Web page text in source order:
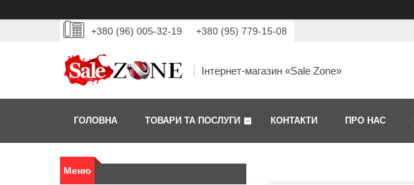
+380 (96) 005-32-19 +380 (95) 779-15-08
Інтернет-магазин «Sale Zone»
ГОЛОВНА ТОВАРИ ТА ПОСЛУГИ КОНТАКТИ ПРО НАС